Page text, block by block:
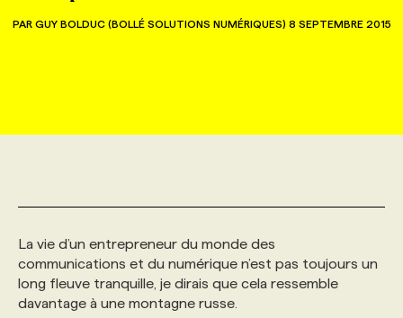
AFFAIRES DE L'INDUSTRIE
INITIATIVES NUMÉRIQUES
TOUTES LES CHRONIQUES
WEB & MÉDIAS SOCIAUX
MARKETING DURABLE
INFOLETTRE PUBLICITÉ
ANNONCEZ AVEC NOUS
CONSULTER LA CVTHÈQUE
PROFIL ENTREPRISE
VOIR LES OFFRES
PROFIL CANDIDAT
FAQ
ANNONCEZ AVEC NOUS
NOS FORMATIONS EN LIGNE
NOS PARCOURS DE FORMATIONS
CHASSE DE TÊTE
SERVICE DE CHASSE DE TÊTE
PAR GUY BOLDUC (BOLLÉ SOLUTIONS NUMÉRIQUES) 8 SEPTEMBRE 2015
La vie d’un entrepreneur du monde des
communications et du numérique n’est pas toujours un
long fleuve tranquille, je dirais que cela ressemble
davantage à une montagne russe.